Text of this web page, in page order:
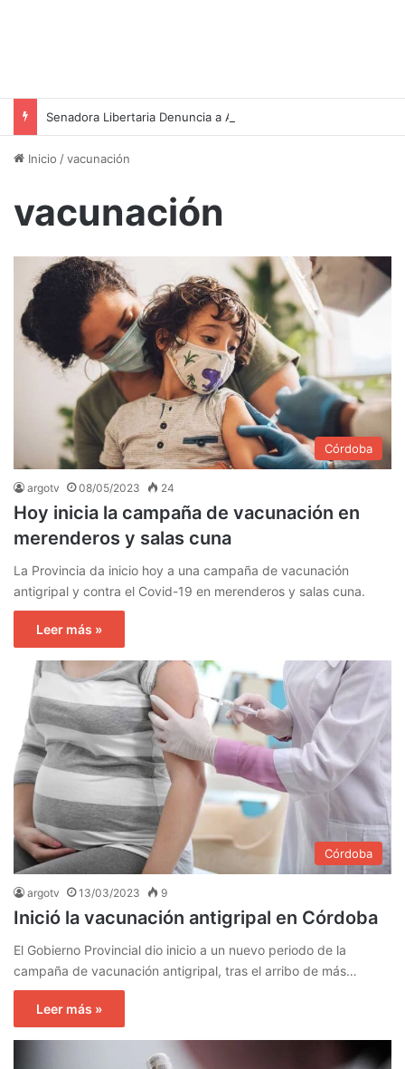
Inicio /vacunación
vacunación
Córdoba
argotv 08/05/2023 24
Hoy inicia la campaña de vacunación en
merenderos y salas cuna
La Provincia da inicio hoy a una campaña de vacunación
antigripal y contra el Covid-19 en merenderos y salas cuna.
Leer más »
Córdoba
argotv 13/03/2023 9
Inició la vacunación antigripal en Córdoba
El Gobierno Provincial dio inicio a un nuevo periodo de la
campaña de vacunación antigripal, tras el arribo de más…
Leer más »